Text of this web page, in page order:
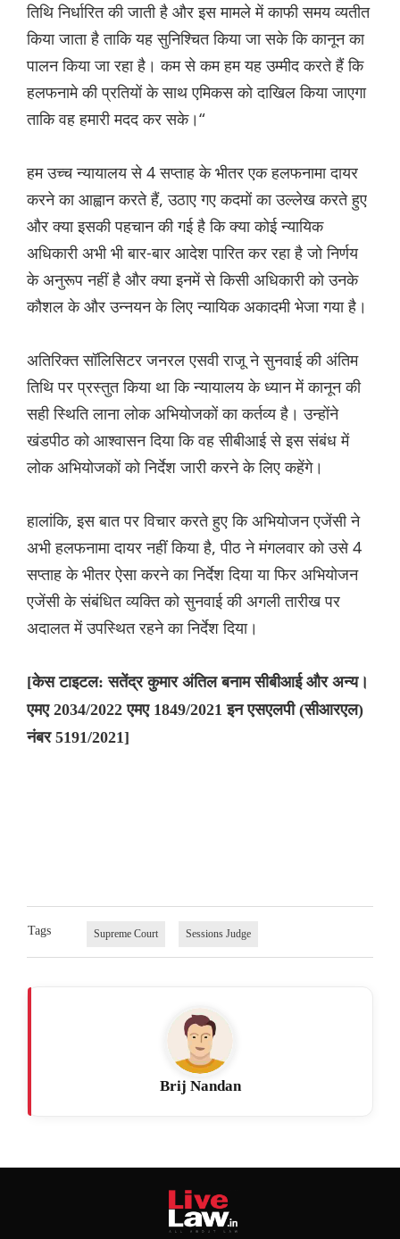
तिथि निर्धारित की जाती है और इस मामले में काफी समय व्यतीत
किया जाता है ताकि यह सुनिश्चित किया जा सके कि कानून का
पालन किया जा रहा है। कम से कम हम यह उम्मीद करते हैं कि
हलफनामे की प्रतियों के साथ एमिकस को दाखिल किया जाएगा
ताकि वह हमारी मदद कर सके।“
हम उच्च न्यायालय से 4 सप्ताह के भीतर एक हलफनामा दायर
करने का आह्वान करते हैं, उठाए गए कदमों का उल्लेख करते हुए
और क्या इसकी पहचान की गई है कि क्या कोई न्यायिक
अधिकारी अभी भी बार-बार आदेश पारित कर रहा है जो निर्णय
के अनुरूप नहीं है और क्या इनमें से किसी अधिकारी को उनके
कौशल के और उन्नयन के लिए न्यायिक अकादमी भेजा गया है।
अतिरिक्त सॉलिसिटर जनरल एसवी राजू ने सुनवाई की अंतिम
तिथि पर प्रस्तुत किया था कि न्यायालय के ध्यान में कानून की
सही स्थिति लाना लोक अभियोजकों का कर्तव्य है। उन्होंने
खंडपीठ को आश्वासन दिया कि वह सीबीआई से इस संबंध में
लोक अभियोजकों को निर्देश जारी करने के लिए कहेंगे।
हालांकि, इस बात पर विचार करते हुए कि अभियोजन एजेंसी ने
अभी हलफनामा दायर नहीं किया है, पीठ ने मंगलवार को उसे 4
सप्ताह के भीतर ऐसा करने का निर्देश दिया या फिर अभियोजन
एजेंसी के संबंधित व्यक्ति को सुनवाई की अगली तारीख पर
अदालत में उपस्थित रहने का निर्देश दिया।
[केस टाइटल: सतेंद्र कुमार अंतिल बनाम सीबीआई और अन्य।
एमए 2034/2022 एमए 1849/2021 इन एसएलपी (सीआरएल)
नंबर 5191/2021]
Tags Supreme Court Sessions Judge
Brij Nandan